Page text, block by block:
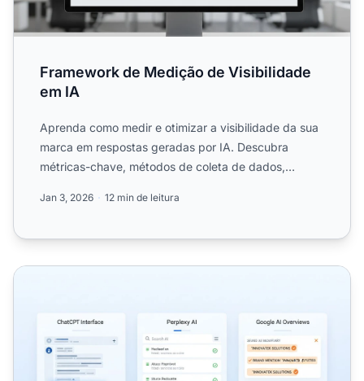
Framework de Medição de Visibilidade
em IA
Aprenda como medir e otimizar a visibilidade da sua
marca em respostas geradas por IA. Descubra
métricas-chave, métodos de coleta de dados,
Jan 3, 2026 12 min de leitura
O que é Visibilidade em IA? O Guia Completo para